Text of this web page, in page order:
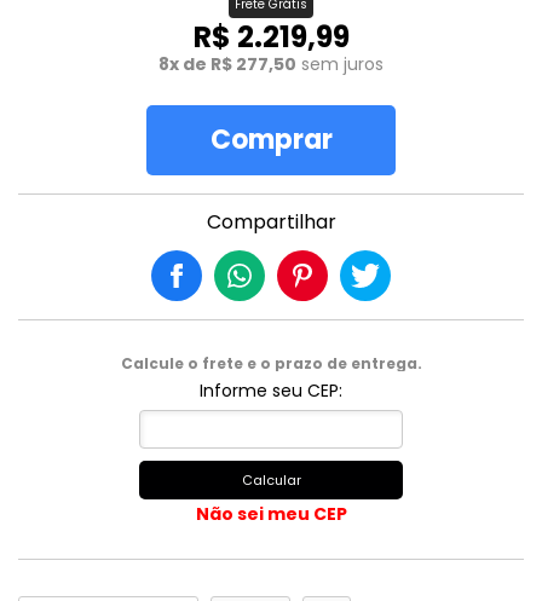
Frete Grátis
R$ 2.219,99
8x de R$ 277,50 sem juros
Comprar
Compartilhar
Calcule o frete e o prazo de entrega.
Informe seu CEP:
Calcular
Não sei meu CEP